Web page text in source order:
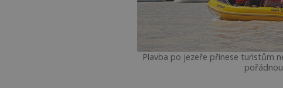
Plavba po jezeře přinese turistům